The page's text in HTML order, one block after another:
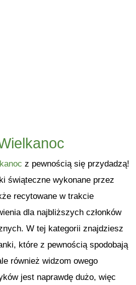
z pewnością się przydadzą!
świąteczne wykonane przez
recytowane w trakcie
dla najbliższych członków
W tej kategorii znajdziesz
które z pewnością spodobają
również widzom owego
jest naprawdę dużo, więc